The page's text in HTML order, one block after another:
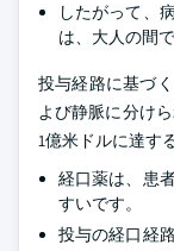
したがって、
は、大人の間
投与経路に基づ
よび静脈に分け
1億米ドルに達す
経口薬は、患
すいです。
投与の経口経